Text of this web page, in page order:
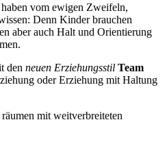
vom ewigen Zweifeln,
Denn Kinder brauchen
aber auch Halt und Orientierung
den neuen Erziehungsstil Team
oder Erziehung mit Haltung
mit weitverbreiteten